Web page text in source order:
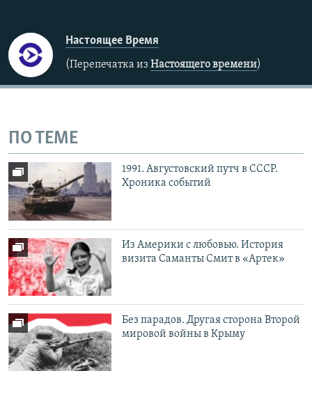
Настоящее Время
(Перепечатка из Настоящего времени)
ПО ТЕМЕ
1991. Августовский путч в СССР.
Хроника событий
Из Америки с любовью. История
визита Саманты Смит в «Артек»
Без парадов. Другая сторона Второй
мировой войны в Крыму